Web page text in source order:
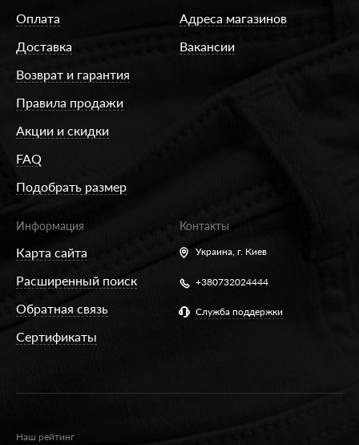
Оплата
Доставка
Возврат и гарантия
Правила продажи
Акции и скидки
FAQ
Подобрать размер
Адреса магазинов
Вакансии
Информация
Карта сайта
Расширенный поиск
Обратная связь
Сертификаты
Контакты
Украина, г. Киев
+380732024444
Служба поддержки
Наш рейтинг